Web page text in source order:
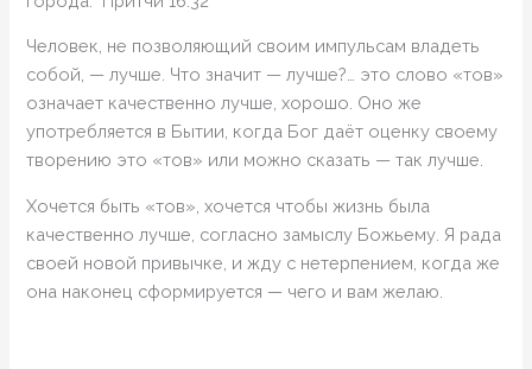
Человек, не позволяющий своим импульсам владеть
собой, — лучше. Что значит — лучше?… это слово «тов»
означает качественно лучше, хорошо. Оно же
употребляется в Бытии, когда Бог даёт оценку своему
творению это «тов» или можно сказать — так лучше.
Хочется быть «тов», хочется чтобы жизнь была
качественно лучше, согласно замыслу Божьему. Я рада
своей новой привычке, и жду с нетерпением, когда же
она наконец сформируется — чего и вам желаю.